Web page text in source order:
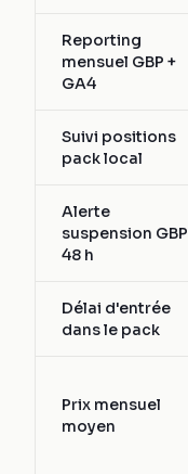
Reporting
mensuel GBP +
GA4
Suivi positions
pack local
Alerte
suspension GBP
48 h
Délai d'entrée
dans le pack
Prix mensuel
moyen